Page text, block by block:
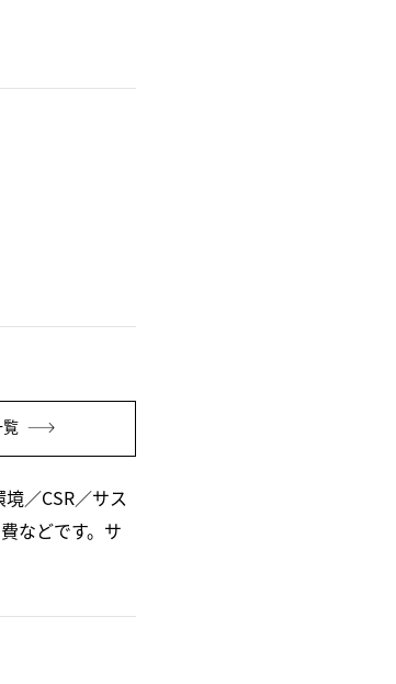
／CSR／サス
などです。サ